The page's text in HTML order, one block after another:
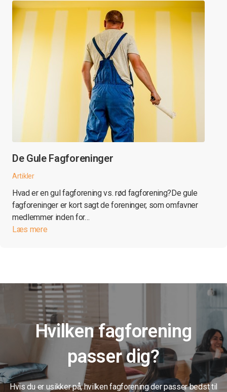
De Gule Fagforeninger
Artikler
Hvad er en gul fagforening vs. rød fagforening?De gule
fagforeninger er kort sagt de foreninger, som omfavner
medlemmer inden for…
Læs mere
Hvilken fagforening
passer dig?
Hvis du er usikker på, hvilken fagforening der passer bedst til